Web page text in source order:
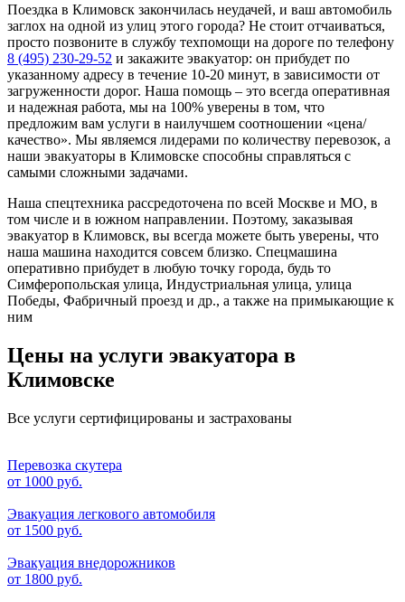
Поездка в Климовск закончилась неудачей, и ваш автомобиль
заглох на одной из улиц этого города? Не стоит отчаиваться,
просто позвоните в службу техпомощи на дороге по телефону
8 (495) 230-29-52 и закажите эвакуатор: он прибудет по
указанному адресу в течение 10-20 минут, в зависимости от
загруженности дорог. Наша помощь – это всегда оперативная
и надежная работа, мы на 100% уверены в том, что
предложим вам услуги в наилучшем соотношении «цена/
качество». Мы являемся лидерами по количеству перевозок, а
наши эвакуаторы в Климовске способны справляться с
самыми сложными задачами.
Наша спецтехника рассредоточена по всей Москве и МО, в
том числе и в южном направлении. Поэтому, заказывая
эвакуатор в Климовск, вы всегда можете быть уверены, что
наша машина находится совсем близко. Спецмашина
оперативно прибудет в любую точку города, будь то
Симферопольская улица, Индустриальная улица, улица
Победы, Фабричный проезд и др., а также на примыкающие к
ним
Цены на услуги эвакуатора в
Климовске
Все услуги сертифицированы и застрахованы
Перевозка скутера
от 1000 руб.
Эвакуация легкового автомобиля
от 1500 руб.
Эвакуация внедорожников
от 1800 руб.